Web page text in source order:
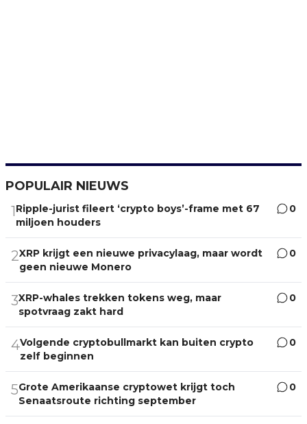
POPULAIR NIEUWS
1Ripple-jurist fileert ‘crypto boys’-frame met 67
miljoen houders
0
2XRP krijgt een nieuwe privacylaag, maar wordt
geen nieuwe Monero
0
3XRP-whales trekken tokens weg, maar
spotvraag zakt hard
0
4Volgende cryptobullmarkt kan buiten crypto
zelf beginnen
0
5Grote Amerikaanse cryptowet krijgt toch
Senaatsroute richting september
0